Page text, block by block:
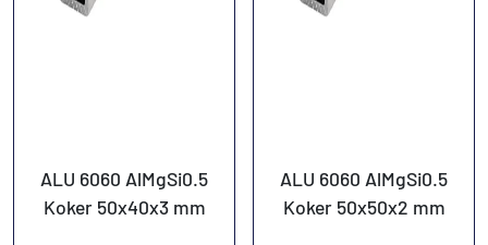
ALU 6060 AlMgSi0.5
Koker 50x40x3 mm
ALU 6060 AlMgSi0.5
Koker 50x50x2 mm